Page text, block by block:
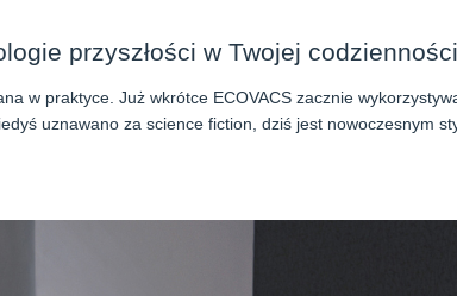
przyszłości w Twojej codzienności
w praktyce. Już wkrótce ECOVACS zacznie
uznawano za science fiction, dziś jest nowoczesnym